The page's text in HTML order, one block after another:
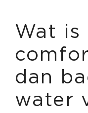
Wat is
dan
water